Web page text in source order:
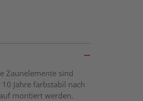
Zaunelemente sind
Jahre farbstabil nach
montiert werden.